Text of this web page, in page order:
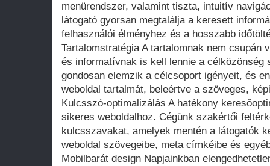
menürendszer, valamint tiszta, intuitív
látogató gyorsan megtalálja a keresett
felhasználói élményhez és a hosszabb
Tartalomstratégia A tartalomnak nem csupán
és informatívnak is kell lennie a célközönség
gondosan elemzik a célcsoport igényeit, és
weboldal tartalmát, beleértve a szöveges,
Kulcsszó-optimalizálás A hatékony
sikeres weboldalhoz. Cégünk szakértői
kulcsszavakat, amelyek mentén a látogatók
weboldal szövegeibe, meta címkéibe és
Mobilbarát design Napjainkban